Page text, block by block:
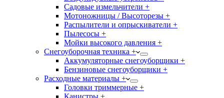
Садовые измельчители +
Мотоножницы / Высоторезы +
Распылители и опрыскиватели +
Пылесосы +
Мойки высокого давления +
Снегоуборочная техника +
Аккумуляторные снегоуборщики +
Бензиновые снегоуборщики +
Расходные материалы +
Головки триммерные +
Канистры +